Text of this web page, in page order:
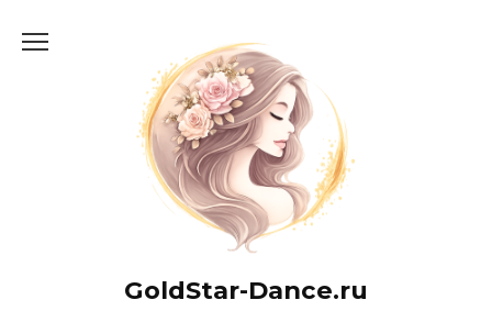
GoldStar-Dance.ru